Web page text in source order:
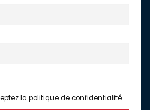
la politique de confidentialité